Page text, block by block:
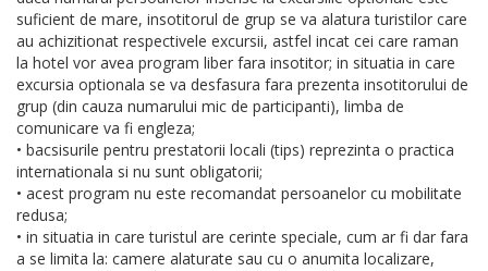
suficient de mare, insotitorul de grup se va alatura turistilor care
au achizitionat respectivele excursii, astfel incat cei care raman
la hotel vor avea program liber fara insotitor; in situatia in care
excursia optionala se va desfasura fara prezenta insotitorului de
grup (din cauza numarului mic de participanti), limba de
comunicare va fi engleza;
• bacsisurile pentru prestatorii locali (tips) reprezinta o practica
internationala si nu sunt obligatorii;
• acest program nu este recomandat persoanelor cu mobilitate
redusa;
• in situatia in care turistul are cerinte speciale, cum ar fi dar fara
a se limita la: camere alaturate sau cu o anumita localizare,